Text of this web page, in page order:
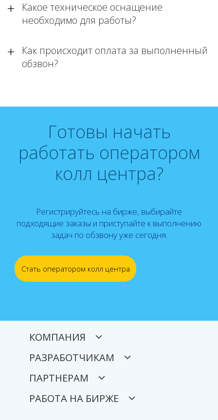
Какое техническое оснащение
необходимо для работы?
Как происходит оплата за выполненный
обзвон?
Готовы начать
работать оператором
колл центра?
Регистрируйтесь на бирже, выбирайте
подходящие заказы и приступайте к выполнению
задач по обзвону уже сегодня.
Стать оператором колл центра
КОМПАНИЯ
РАЗРАБОТЧИКАМ
ПАРТНЕРАМ
РАБОТА НА БИРЖЕ